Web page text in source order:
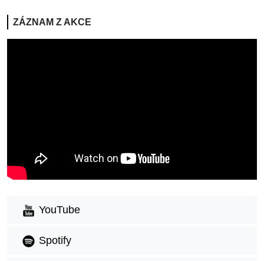
ZÁZNAM Z AKCE
YouTube
Spotify